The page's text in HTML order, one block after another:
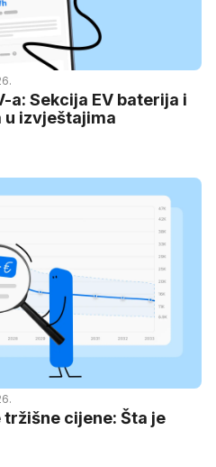
a: Sekcija EV baterija i
u izvještajima
cijene: Šta je